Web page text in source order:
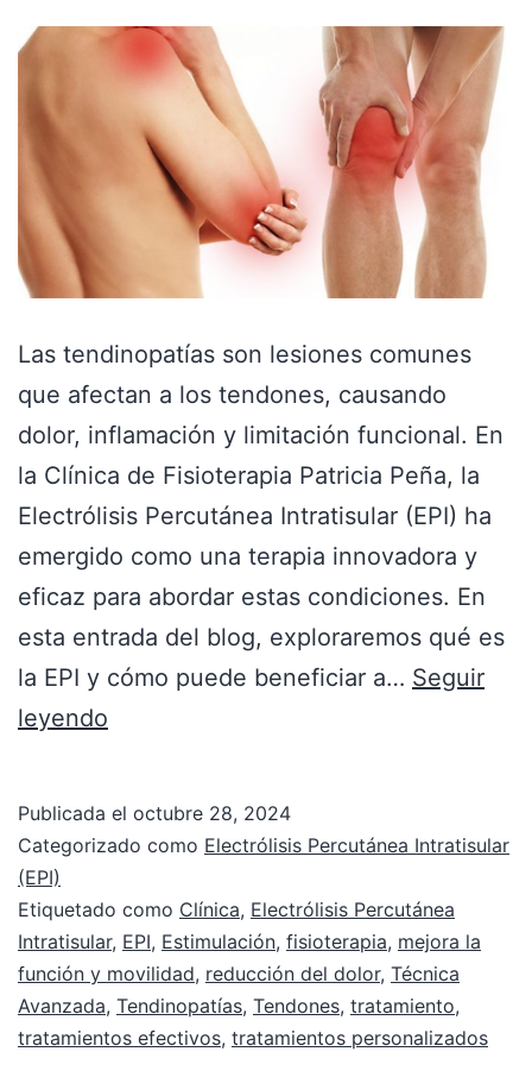
Las tendinopatías son lesiones comunes
que afectan a los tendones, causando
dolor, inflamación y limitación funcional. En
la Clínica de Fisioterapia Patricia Peña, la
Electrólisis Percutánea Intratisular (EPI) ha
emergido como una terapia innovadora y
eficaz para abordar estas condiciones. En
esta entrada del blog, exploraremos qué es
la EPI y cómo puede beneficiar a… Seguir
leyendo
Publicada el octubre 28, 2024
Categorizado como Electrólisis Percutánea Intratisular
(EPI)
Etiquetado como Clínica, Electrólisis Percutánea
Intratisular, EPI, Estimulación, fisioterapia, mejora la
función y movilidad, reducción del dolor, Técnica
Avanzada, Tendinopatías, Tendones, tratamiento,
tratamientos efectivos, tratamientos personalizados